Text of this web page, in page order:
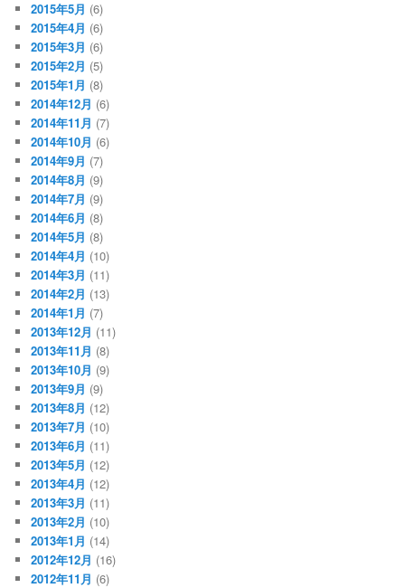
2015年5月 (6)
2015年4月 (6)
2015年3月 (6)
2015年2月 (5)
2015年1月 (8)
2014年12月 (6)
2014年11月 (7)
2014年10月 (6)
2014年9月 (7)
2014年8月 (9)
2014年7月 (9)
2014年6月 (8)
2014年5月 (8)
2014年4月 (10)
2014年3月 (11)
2014年2月 (13)
2014年1月 (7)
2013年12月 (11)
2013年11月 (8)
2013年10月 (9)
2013年9月 (9)
2013年8月 (12)
2013年7月 (10)
2013年6月 (11)
2013年5月 (12)
2013年4月 (12)
2013年3月 (11)
2013年2月 (10)
2013年1月 (14)
2012年12月 (16)
2012年11月 (6)